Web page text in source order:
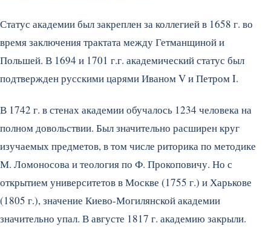
Статус академии был закреплен за коллегией в 1658 г. во
время заключения трактата между Гетманщиной и
Польшей. В 1694 и 1701 г.г. академический статус был
подтвержден русскими царями Иваном V и Петром I.
В 1742 г. в стенах академии обучалось 1234 человека на
полном довольствии. Был значительно расширен круг
изучаемых предметов, в том числе риторика по методике
М. Ломоносова и теология по Ф. Прокоповичу. Но с
открытием университетов в Москве (1755 г.) и Харькове
(1805 г.), значение Киево-Могилянской академии
значительно упал. В августе 1817 г. академию закрыли.